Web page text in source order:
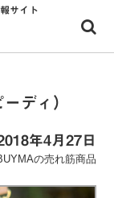
サイト
ディ）
年4月27日
の売れ筋商品